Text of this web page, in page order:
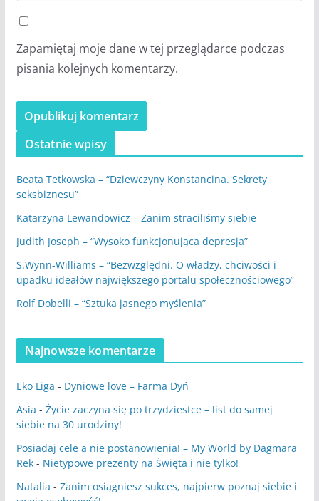
Zapamiętaj moje dane w tej przeglądarce podczas
pisania kolejnych komentarzy.
Ostatnie wpisy
Beata Tetkowska – “Dziewczyny Konstancina. Sekrety
seksbiznesu”
Katarzyna Lewandowicz – Zanim straciliśmy siebie
Judith Joseph – “Wysoko funkcjonująca depresja”
S.Wynn-Williams – “Bezwzględni. O władzy, chciwości i
upadku ideałów największego portalu społecznościowego”
Rolf Dobelli – “Sztuka jasnego myślenia”
Najnowsze komentarze
Eko Liga - Dyniowe love – Farma Dyń
Asia - Życie zaczyna się po trzydziestce – list do samej
siebie na 30 urodziny!
Posiadaj cele a nie postanowienia! – My World by Dagmara
Rek- Nietypowe prezenty na Święta i nie tylko!
Natalia - Zanim osiągniesz sukces, najpierw poznaj siebie i